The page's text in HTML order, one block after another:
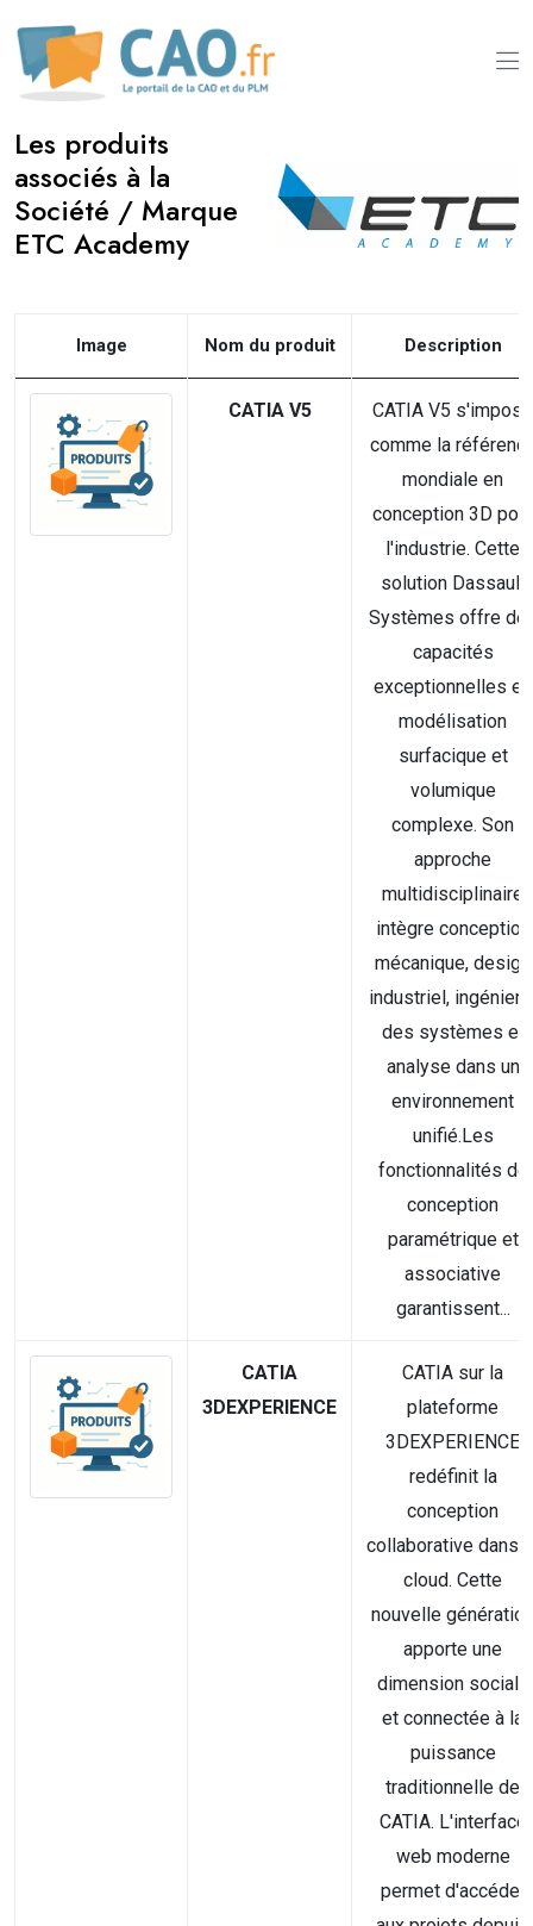
Les produits
associés à la
Société / Marque
ETC Academy
Image Nom du produit Description
CATIA V5
CATIA V5 s'impose
comme la
mondiale en
conception 3D pour
l'industrie. Cette
solution Dassault
Systèmes offre
capacités
exceptionnelles en
modélisation
surfacique et
volumique
complexe. Son
approche
multidisciplinaire
intègre conception
mécanique, design
industriel,
des systèmes et
analyse dans un
environnement
unifié.Les
fonctionnalités de
conception
paramétrique et
associative
garantissent...
CATIA
3DEXPERIENCE
CATIA sur la
plateforme
3DEXPERIENCE
redéfinit la
conception
collaborative dans
cloud. Cette
nouvelle génération
apporte une
dimension sociale
et connectée à la
puissance
traditionnelle de
CATIA. L'interface
web moderne
permet d'accéder